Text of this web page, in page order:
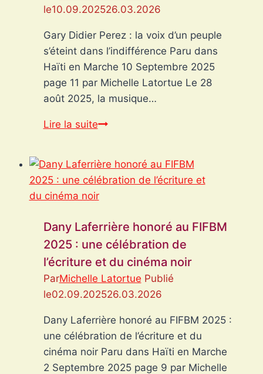
le10.09.202526.03.2026
Gary Didier Perez : la voix d’un peuple
s’éteint dans l’indifférence Paru dans
Haïti en Marche 10 Septembre 2025
page 11 par Michelle Latortue Le 28
août 2025, la musique…
Lire la suiteGary
:
la
voix
peuple
s’éteint
dans
l’indifférence
Dany Laferrière honoré au FIFBM
2025 : une célébration de
l’écriture et du cinéma noir
ParMichelle Latortue Publié
le02.09.202526.03.2026
Dany Laferrière honoré au FIFBM 2025 :
une célébration de l’écriture et du
cinéma noir Paru dans Haïti en Marche
2 Septembre 2025 page 9 par Michelle